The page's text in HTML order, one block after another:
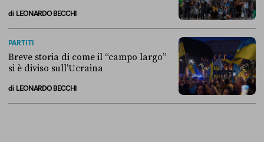
di LEONARDO BECCHI
PARTITI
Breve storia di come il “campo largo”
si è diviso sull’Ucraina
di LEONARDO BECCHI